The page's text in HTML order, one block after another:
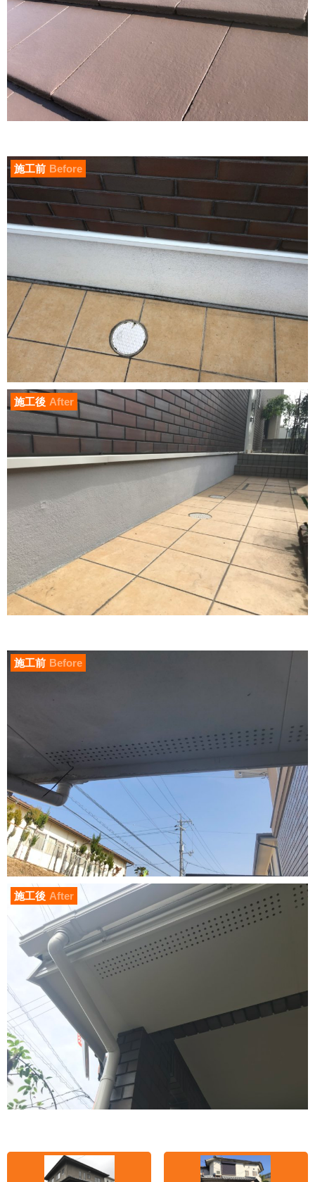
施工前 Before
施工後 After
施工前 Before
施工後 After